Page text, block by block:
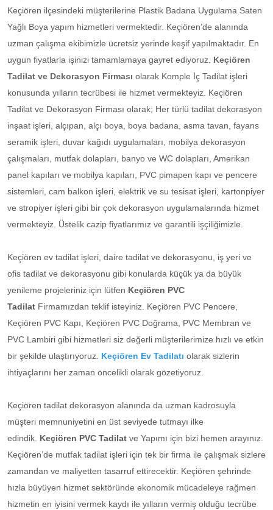
Keçiören ilçesindeki müşterilerine Plastik Badana Uygulama Saten
Yağlı Boya yapım hizmetleri vermektedir. Keçiören’de alanında
uzman çalışma ekibimizle ücretsiz yerinde keşif yapılmaktadır. En
uygun fiyatlarla işinizi tamamlamaya gayret ediyoruz. Keçiören
Tadilat ve Dekorasyon Firması olarak Komple İç Tadilat işleri
konusunda yılların tecrübesi ile hizmet vermekteyiz. Keçiören
Tadilat ve Dekorasyon Firması olarak; Her türlü tadilat dekorasyon
inşaat işleri, alçıpan, alçı boya, boya badana, asma tavan, fayans
seramik işleri, duvar kağıdı uygulamaları, mobilya dekorasyon
çalışmaları, mutfak dolapları, banyo ve WC dolapları, Amerikan
panel kapıları ve mobilya kapıları, PVC pimapen kapı ve pencere
sistemleri, cam balkon işleri, elektrik ve su tesisat işleri, kartonpiyer
ve stropiyer işleri gibi bir çok dekorasyon uygulamalarında hizmet
vermekteyiz. Üstelik cazip fiyatlarımız ve garantili işçiliğimizle.
Keçiören ev tadilat işleri, daire tadilat ve dekorasyonu, iş yeri ve
ofis tadilat ve dekorasyonu gibi konularda küçük ya da büyük
yenileme projeleriniz için lütfen Keçiören PVC
Tadilat Firmamızdan teklif isteyiniz. Keçiören PVC Pencere,
Keçiören PVC Kapı, Keçiören PVC Doğrama, PVC Membran ve
PVC Lambiri gibi hizmetleri siz değerli müşterilerimize hızlı ve etkin
bir şekilde ulaştırıyoruz. Keçiören Ev Tadilatı olarak sizlerin
ihtiyaçlarını her zaman öncelikli olarak gözetiyoruz.
Keçiören tadilat dekorasyon alanında da uzman kadrosuyla
müşteri memnuniyetini en üst seviyede tutmayı ilke
edindik. Keçiören PVC Tadilat ve Yapımı için bizi hemen arayınız.
Keçiören’de mutfak tadilat işleri için tek bir firma ile çalışmak sizlere
zamandan ve maliyetten tasarruf ettirecektir. Keçiören şehrinde
hızla büyüyen hizmet sektöründe ekonomik mücadeleye rağmen
hizmetin en iyisini vermek kaydı ile yılların vermiş olduğu tecrübe